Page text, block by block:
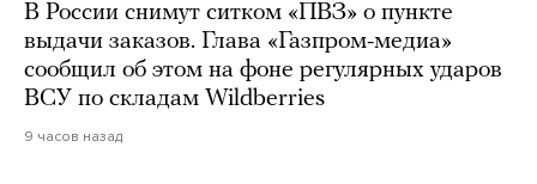
В России снимут ситком «ПВЗ» о пункте
выдачи заказов. Глава «Газпром-медиа»
сообщил об этом на фоне регулярных ударов
ВСУ по складам Wildberries
9 часов назад